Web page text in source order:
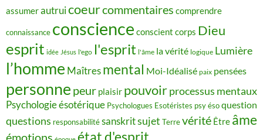
assumerautruicoeurcommentaires comprendre
connaissance conscience conscient corps Dieu
esprit idée Jésus l'ego l'esprit l'âme la vérité logique Lumière
l’homme Maîtres mental Moi-Idéalisé paix pensées
personne peur plaisir pouvoirprocessus mentaux
Psychologie ésotérique Psychologues Esotéristes psy ésoquestion
questions responsabilitésanskritsujet Terrevérité Être âme
émotions état d'esprit